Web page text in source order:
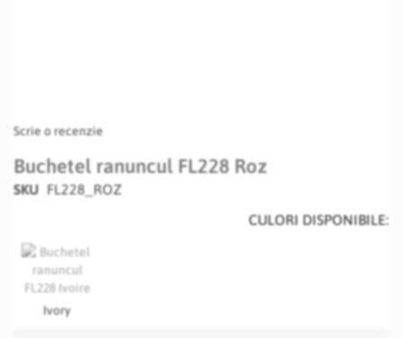
Scrie o recenzie
Buchetel ranuncul FL228 Roz
SKU FL228_ROZ
CULORI DISPONIBILE:
Ivory